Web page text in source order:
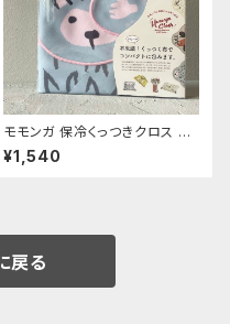
モモンガ 保冷くっつきクロス ハ
リネズミ
¥1,540
戻る